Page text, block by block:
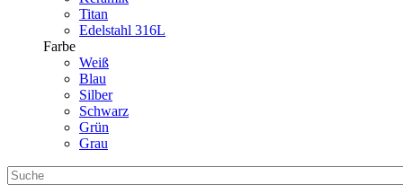
Titan
Edelstahl 316L
Farbe
Weiß
Blau
Silber
Schwarz
Grün
Grau